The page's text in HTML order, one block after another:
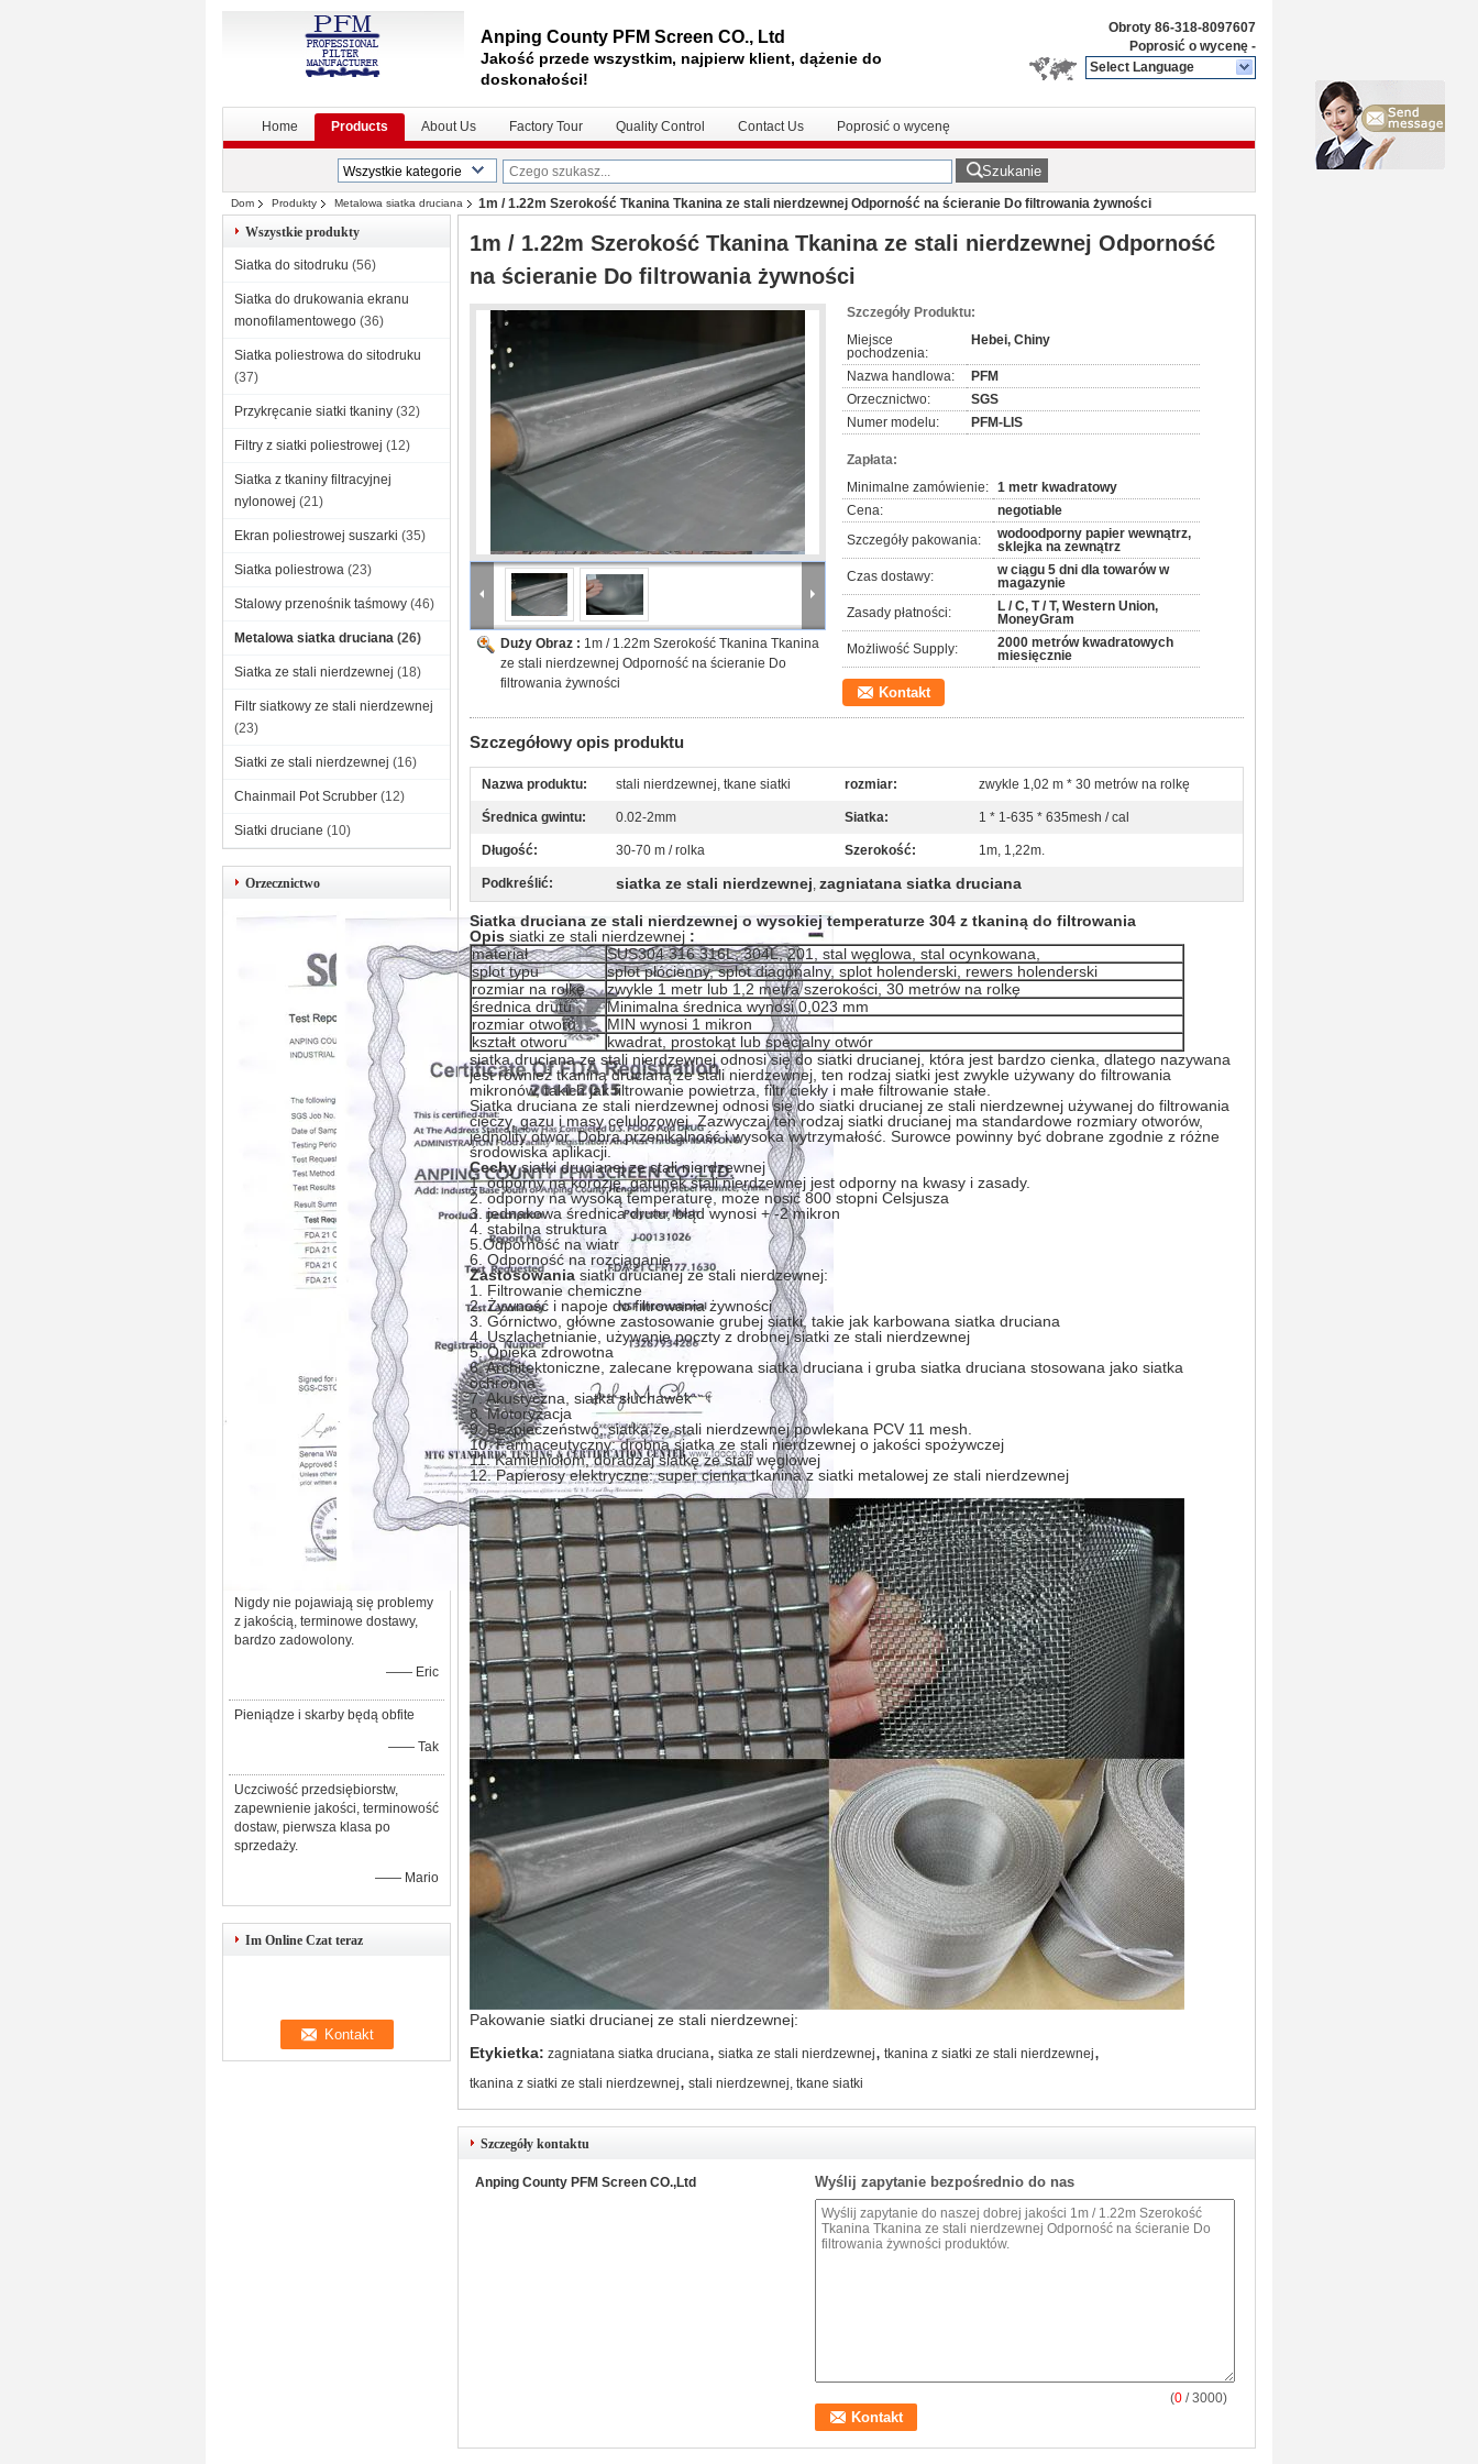
Anping County PFM Screen CO., Ltd
Jakość przede wszystkim, najpierw klient, dążenie do
doskonałości!
Obroty 86-318-8097607
Poprosić o wycenę -
Select Language
Home Products About Us Factory Tour Quality Control Contact Us Poprosić o wycenę
Szukanie
Dom Produkty Metalowa siatka druciana
1m / 1.22m Szerokość Tkanina Tkanina ze stali nierdzewnej Odporność na ścieranie Do filtrowania żywności
Wszystkie produkty
Siatka do sitodruku (56)
Siatka do drukowania ekranu
monofilamentowego (36)
Siatka poliestrowa do sitodruku
(37)
Przykręcanie siatki tkaniny (32)
Filtry z siatki poliestrowej (12)
Siatka z tkaniny filtracyjnej
nylonowej (21)
Ekran poliestrowej suszarki (35)
Siatka poliestrowa (23)
Stalowy przenośnik taśmowy (46)
Metalowa siatka druciana (26)
Siatka ze stali nierdzewnej (18)
Filtr siatkowy ze stali nierdzewnej
(23)
Siatki ze stali nierdzewnej (16)
Chainmail Pot Scrubber (12)
Siatki druciane (10)
Orzecznictwo
Nigdy nie pojawiają się problemy
z jakością, terminowe dostawy,
bardzo zadowolony.
—— Eric
Pieniądze i skarby będą obfite
—— Tak
Uczciwość przedsiębiorstw,
zapewnienie jakości, terminowość
dostaw, pierwsza klasa po
sprzedaży.
—— Mario
Im Online Czat teraz
1m / 1.22m Szerokość Tkanina Tkanina ze stali nierdzewnej Odporność
na ścieranie Do filtrowania żywności
Duży Obraz : 1m / 1.22m Szerokość Tkanina Tkanina
ze stali nierdzewnej Odporność na ścieranie Do
filtrowania żywności
Szczegóły Produktu:
Miejsce
pochodzenia:
Hebei, Chiny
Nazwa handlowa:
PFM
Orzecznictwo:
SGS
Numer modelu:
PFM-LIS
Zapłata:
Minimalne zamówienie: 1 metr kwadratowy
Cena:
negotiable
Szczegóły pakowania:
wodoodporny papier wewnątrz,
sklejka na zewnątrz
Czas dostawy:
w ciągu 5 dni dla towarów w
magazynie
Zasady płatności:
L / C, T / T, Western Union,
MoneyGram
Możliwość Supply:
2000 metrów kwadratowych
miesięcznie
Kontakt
Szczegółowy opis produktu
Nazwa produktu: stali nierdzewnej, tkane siatki rozmiar: zwykle 1,02 m * 30 metrów na rolkę
Średnica gwintu: 0.02-2mm Siatka: 1 * 1-635 * 635mesh / cal
Długość: 30-70 m / rolka Szerokość: 1m, 1,22m.
Podkreślić: siatka ze stali nierdzewnej, zagniatana siatka druciana
Siatka druciana ze stali nierdzewnej o wysokiej temperaturze 304 z tkaniną do filtrowania
Opis siatki ze stali nierdzewnej :
materiał
SUS304 316 316L, 304L, 201, stal węglowa, stal ocynkowana,
splot typu
splot płócienny, splot diagonalny, splot holenderski, rewers holenderski
rozmiar na rolkę
zwykle 1 metr lub 1,2 metra szerokości, 30 metrów na rolkę
średnica drutu
Minimalna średnica wynosi 0,023 mm
rozmiar otworu
MIN wynosi 1 mikron
kształt otworu
kwadrat, prostokąt lub specjalny otwór
siatka druciana ze stali nierdzewnej odnosi się do siatki drucianej, która jest bardzo cienka, dlatego nazywana
jest również tkaniną drucianą ze stali nierdzewnej, ten rodzaj siatki jest zwykle używany do filtrowania
mikronów, takich jak filtrowanie powietrza, filtr ciekły i małe filtrowanie stałe.
Siatka druciana ze stali nierdzewnej odnosi się do siatki drucianej ze stali nierdzewnej używanej do filtrowania
cieczy, gazu i masy celulozowej. Zazwyczaj ten rodzaj siatki drucianej ma standardowe rozmiary otworów,
jednolity otwór. Dobra przenikalność i wysoka wytrzymałość. Surowce powinny być dobrane zgodnie z różne
środowiska aplikacji.
Cechysiatki drucianej ze stali nierdzewnej
1. odporny na korozję, gatunek stali nierdzewnej jest odporny na kwasy i zasady.
2. odporny na wysoką temperaturę, może nosić 800 stopni Celsjusza
3. jednakowa średnica drutu, błąd wynosi + -2 mikron
4. stabilna struktura
5.Odporność na wiatr
6. Odporność na rozciąganie
Zastosowania siatki drucianej ze stali nierdzewnej:
1. Filtrowanie chemiczne
2. Żywność i napoje do filtrowania żywności
3. Górnictwo, główne zastosowanie grubej siatki, takie jak karbowana siatka druciana
4. Uszlachetnianie, używanie poczty z drobnej siatki ze stali nierdzewnej
5. Opieka zdrowotna
6. Architektoniczne, zalecane krępowana siatka druciana i gruba siatka druciana stosowana jako siatka
ochronna
7. Akustyczna, siatka słuchawek
8. Motoryzacja
9. Bezpieczeństwo, siatka ze stali nierdzewnej powlekana PCV 11 mesh.
10. Farmaceutyczny: drobna siatka ze stali nierdzewnej o jakości spożywczej
11. Kamieniołom, doradzaj siatkę ze stali węglowej
12. Papierosy elektryczne: super cienka tkanina z siatki metalowej ze stali nierdzewnej
Pakowanie siatki drucianej ze stali nierdzewnej:
Etykietka: zagniatana siatka druciana, siatka ze stali nierdzewnej, tkanina z siatki ze stali nierdzewnej,
tkanina z siatki ze stali nierdzewnej, stali nierdzewnej, tkane siatki
Szczegóły kontaktu
Anping County PFM Screen CO.,Ltd Wyślij zapytanie bezpośrednio do nas
(0 / 3000)